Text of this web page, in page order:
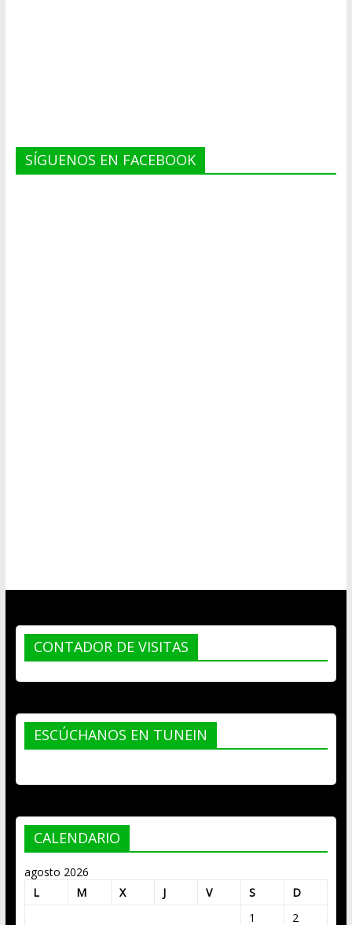
SÍGUENOS EN FACEBOOK
CONTADOR DE VISITAS
ESCÚCHANOS EN TUNEIN
CALENDARIO
agosto 2026
L
M X J V S
D
1
2